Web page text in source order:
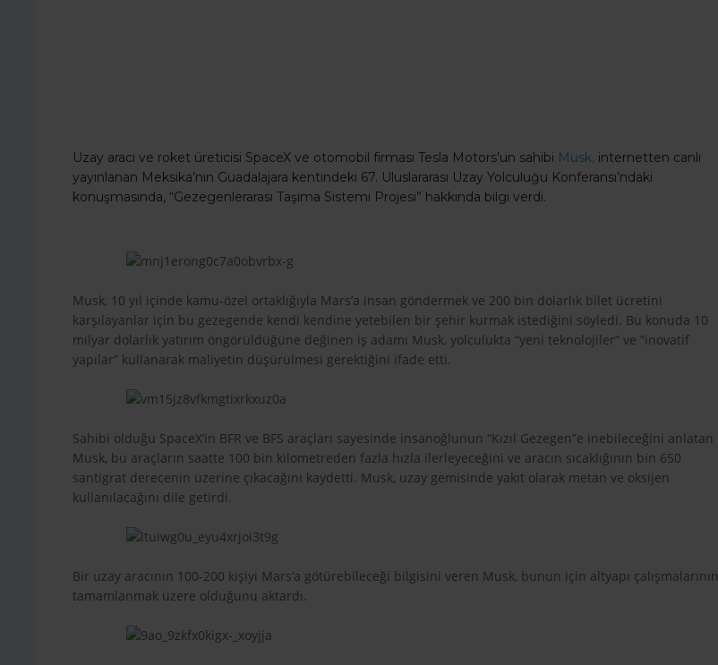
Uzay aracı ve roket üreticisi SpaceX ve otomobil firması Tesla Motors’un sahibi Musk, internetten canlı
yayınlanan Meksika’nın Guadalajara kentindeki 67. Uluslararası Uzay Yolculuğu Konferansı’ndaki
konuşmasında, “Gezegenlerarası Taşıma Sistemi Projesi” hakkında bilgi verdi.
Musk, 10 yıl içinde kamu-özel ortaklığıyla Mars’a insan göndermek ve 200 bin dolarlık bilet ücretini
karşılayanlar için bu gezegende kendi kendine yetebilen bir şehir kurmak istediğini söyledi. Bu konuda 10
milyar dolarlık yatırım öngörüldüğüne değinen iş adamı Musk, yolculukta “yeni teknolojiler” ve “inovatif
yapılar” kullanarak maliyetin düşürülmesi gerektiğini ifade etti.
Sahibi olduğu SpaceX’in BFR ve BFS araçları sayesinde insanoğlunun “Kızıl Gezegen”e inebileceğini anlatan
Musk, bu araçların saatte 100 bin kilometreden fazla hızla ilerleyeceğini ve aracın sıcaklığının bin 650
santigrat derecenin üzerine çıkacağını kaydetti. Musk, uzay gemisinde yakıt olarak metan ve oksijen
kullanılacağını dile getirdi.
Bir uzay aracının 100-200 kişiyi Mars’a götürebileceği bilgisini veren Musk, bunun için altyapı çalışmalarının
tamamlanmak üzere olduğunu aktardı.